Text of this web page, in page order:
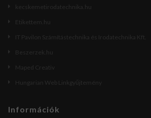
kecskemetirodatechnika.hu
Etikettem.hu
IT Pavilon Számítástechnika és Irodatechnika Kft.
Beszerzek.hu
Maped Creativ
Hungarian Web Linkgyűjtemény
Információk